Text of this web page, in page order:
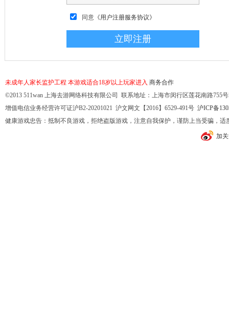
同意 《用户注册服务协议》
未成年人家长监护工程 本游戏适合18岁以上玩家进入 商务合作
©2013 511wan 上海去游网络科技有限公司 联系地址：上海市闵行区莲花南路755
增值电信业务经营许可证沪B2-20201021 沪文网文【2016】6529-491号 沪ICP备
健康游戏忠告：抵制不良游戏，拒绝盗版游戏，注意自我保护，谨防上当受骗，
加